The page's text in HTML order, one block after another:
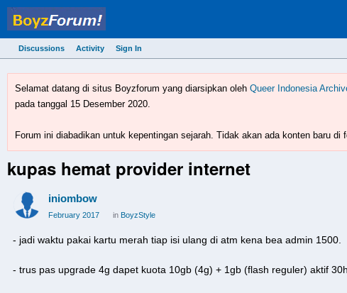
Discussions Activity Sign In
Selamat datang di situs Boyzforum yang diarsipkan oleh Queer Indonesia
pada tanggal 15 Desember 2020.
Forum ini diabadikan untuk kepentingan sejarah. Tidak akan ada konten baru
kupas hemat provider internet
iniombow
February 2017 in BoyzStyle
- jadi waktu pakai kartu merah tiap isi ulang di atm kena bea admin 1500.
- trus pas upgrade 4g dapet kuota 10gb (4g) + 1gb (flash reguler) aktif